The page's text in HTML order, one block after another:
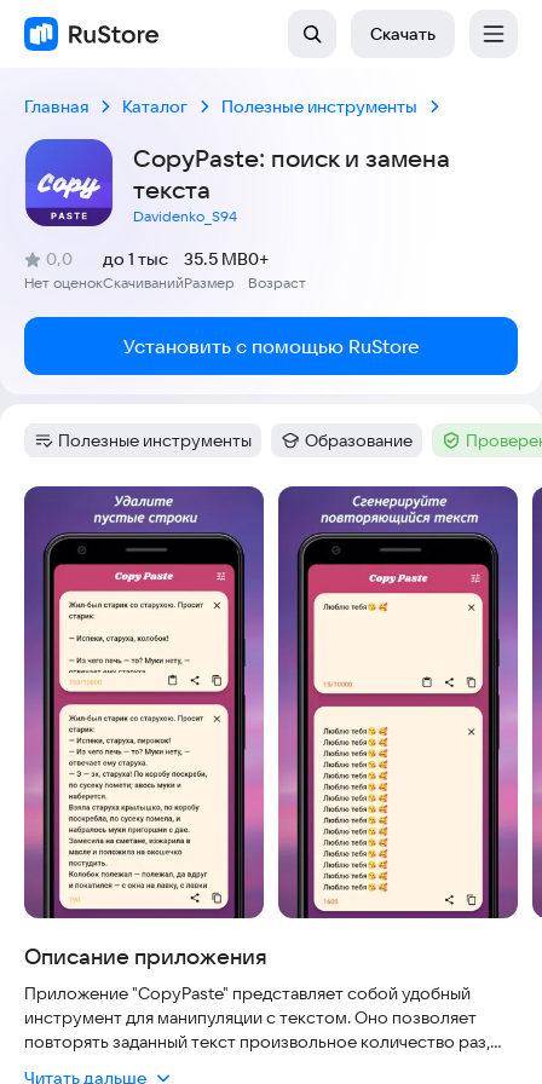
Скачать
Главная Каталог Полезные инструменты
CopyPaste: поиск и замена
текста
Davidenko_S94
Рейтинг:
0,0
(
Нет оценок
)
Скачиваний
до 1 тыс
Размер
35.5 MB
Возраст
0+
Установить с помощью RuStore
Категория:
Полезные инструменты Категория:
Образование Тег :
Скриншоты
Описание приложения
Приложение "CopyPaste" представляет собой удобный
инструмент для манипуляции с текстом. Оно позволяет
повторять заданный текст произвольное количество раз,
Читать дальше